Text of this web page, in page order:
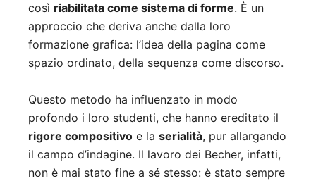
così riabilitata come sistema di forme. È un
approccio che deriva anche dalla loro
formazione grafica: l’idea della pagina come
spazio ordinato, della sequenza come discorso.
Questo metodo ha influenzato in modo
profondo i loro studenti, che hanno ereditato il
rigore compositivo e la serialità, pur allargando
il campo d’indagine. Il lavoro dei Becher, infatti,
non è mai stato fine a sé stesso: è stato sempre